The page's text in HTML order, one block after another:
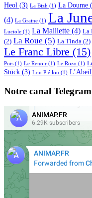
Heol (3) La Bizh (1) La Doume
(4) La Graine (1) La
Luciole (1) La Maillette (4) La
(2) La Roue (5) La Tinda (2)
Le Franc Libre (15)
Pois (1) Le Renoir (1) Le Rozo (1)
Stück (3) Lou P é lou (1)
Notre canal Telegram